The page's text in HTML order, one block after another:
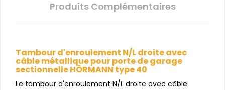
Produits Complémentaires
Tambour d'enroulement N/L droite avec
câble métallique pour porte de garage
sectionnelle HÖRMANN type 40
Le tambour d'enroulement N/L droite avec câble